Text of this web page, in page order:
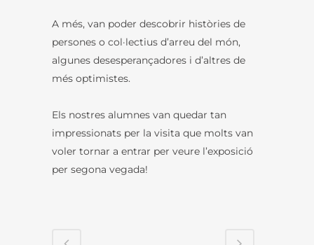
A més, van poder descobrir històries de
persones o col·lectius d’arreu del món,
algunes desesperançadores i d’altres de
més optimistes.
Els nostres alumnes van quedar tan
impressionats per la visita que molts van
voler tornar a entrar per veure l’exposició
per segona vegada!